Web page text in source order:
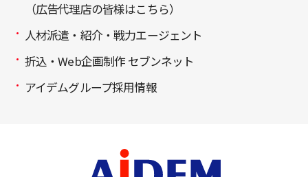
（広告代理店の皆様はこちら）
人材派遣・紹介・戦力エージェント
折込・Web企画制作 セブンネット
アイデムグループ採用情報